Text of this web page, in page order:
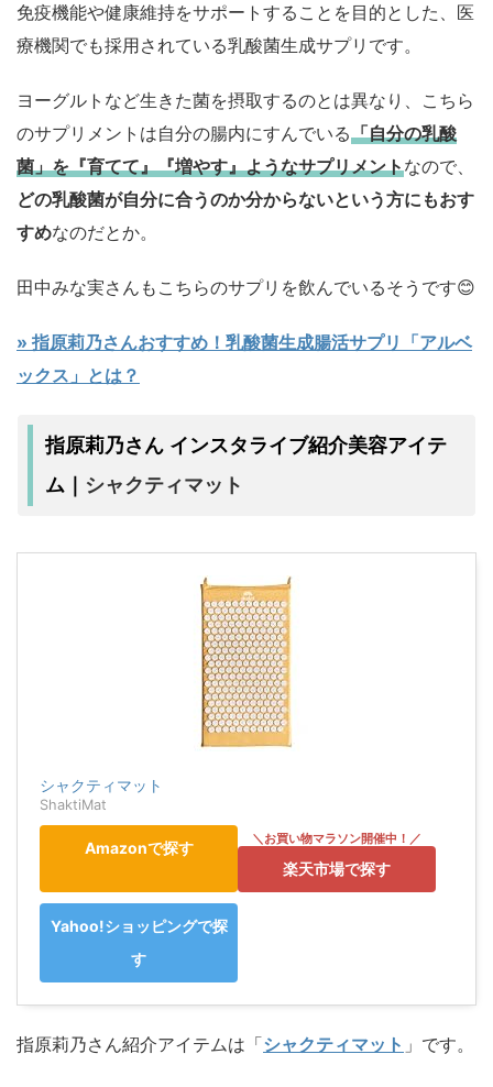
免疫機能や健康維持をサポートすることを目的とした、医
療機関でも採用されている乳酸菌生成サプリです。
ヨーグルトなど生きた菌を摂取するのとは異なり、こちら
のサプリメントは自分の腸内にすんでいる「自分の乳酸
菌」を『育てて』『増やす』ようなサプリメントなので、
どの乳酸菌が自分に合うのか分からないという方にもおす
すめなのだとか。
田中みな実さんもこちらのサプリを飲んでいるそうです😊
» 指原莉乃さんおすすめ！乳酸菌生成腸活サプリ「アルベ
ックス」とは？
指原莉乃さん インスタライブ紹介美容アイテ
ム｜ シャクティマット
シャクティマット
ShaktiMat
Amazonで探す
楽天市場で探す
Yahoo!ショッピングで探
す
指原莉乃さん紹介アイテムは「シャクティマット 」です。